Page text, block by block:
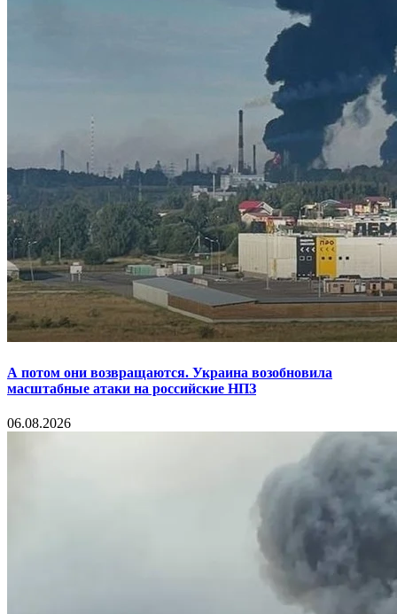
А потом они возвращаются. Украина возобновила
масштабные атаки на российские НПЗ
06.08.2026